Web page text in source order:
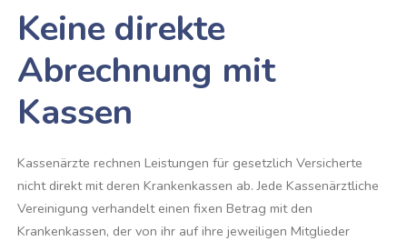
Keine direkte
Abrechnung mit
Kassen
Kassenärzte rechnen Leistungen für gesetzlich Versicherte
nicht direkt mit deren Krankenkassen ab. Jede Kassenärztliche
Vereinigung verhandelt einen fixen Betrag mit den
Krankenkassen, der von ihr auf ihre jeweiligen Mitglieder